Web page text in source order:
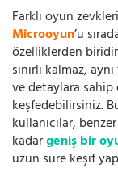
Farklı oyun
Microoyun’u
özelliklerden
sınırlı kalmaz,
ve detaylara sahip
keşfedebilirsiniz.
kullanıcılar,
kadargeniş bir
uzun süre keşif